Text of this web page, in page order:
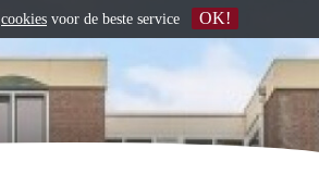
cookies voor de beste service OK!